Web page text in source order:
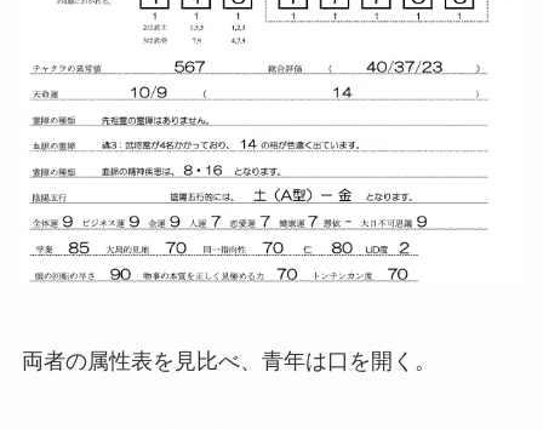
両者の属性表を見比べ、青年は口を開く。